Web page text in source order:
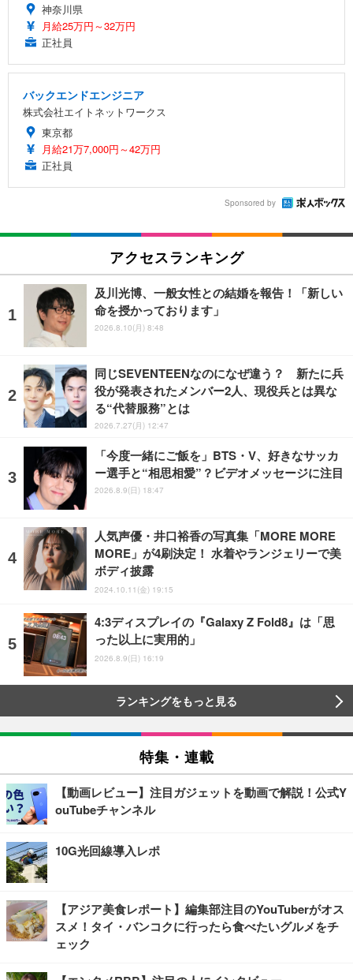
神奈川県
月給25万円～32万円
正社員
バックエンドエンジニア
株式会社エイトネットワークス
東京都
月給21万7,000円～42万円
正社員
Sponsored by
アクセスランキング
及川光博、一般女性との結婚を報告！「新しい
命を授かっております」
2026.8.10(月) 8:48
同じSEVENTEENなのになぜ違う？ 新たに兵
役が発表されたメンバー2人、現役兵とは異な
る“代替服務”とは
2026.7.27(月) 12:47
「今度一緒にご飯を」BTS・V、好きなサッカ
ー選手と“相思相愛”？ビデオメッセージに注目
2026.8.9(日) 18:47
人気声優・井口裕香の写真集「MORE MORE
MORE」が4刷決定！ 水着やランジェリーで美
ボディ披露
2024.10.11(金) 19:15
4:3ディスプレイの『Galaxy Z Fold8』は「思
った以上に実用的」
2026.8.9(日) 16:19
ランキングをもっと見る
特集・連載
【動画レビュー】注目ガジェットを動画で解説！公式Y
ouTubeチャンネル
10G光回線導入レポ
【アジア美食レポート】編集部注目のYouTuberがオス
スメ！タイ・バンコクに行ったら食べたいグルメをチ
ェック